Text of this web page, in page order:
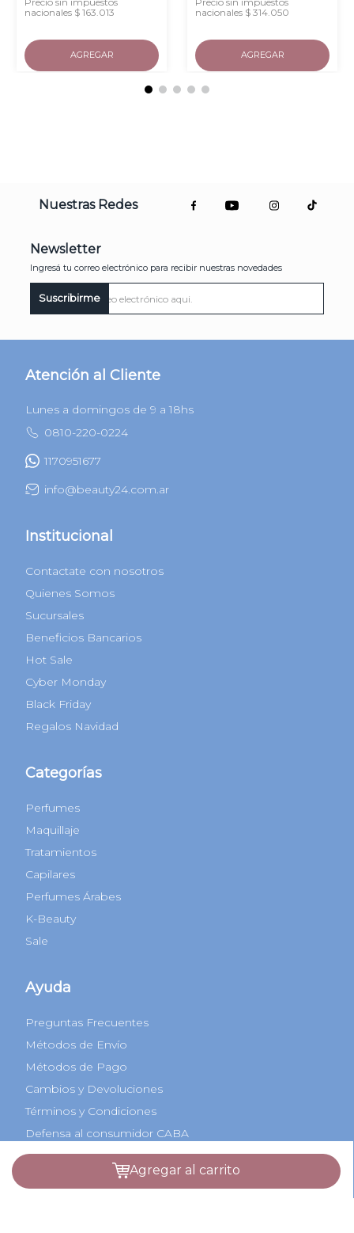
agregar al carrito
nacionales $ 163.013
AGREGAR
nacionales $ 314.050
AGREGAR
Nuestras Redes
Newsletter
Ingresá tu correo electrónico para recibir nuestras novedades
Suscribirme
Atención al Cliente
Lunes a domingos de 9 a 18hs
0810-220-0224
1170951677
info@beauty24.com.ar
Institucional
Contactate con nosotros
Quienes Somos
Sucursales
Beneficios Bancarios
Hot Sale
Cyber Monday
Black Friday
Regalos Navidad
Categorías
Perfumes
Maquillaje
Tratamientos
Capilares
Perfumes Árabes
K-Beauty
Sale
Ayuda
Preguntas Frecuentes
Métodos de Envío
Métodos de Pago
Cambios y Devoluciones
Términos y Condiciones
Defensa al consumidor CABA
COPREC